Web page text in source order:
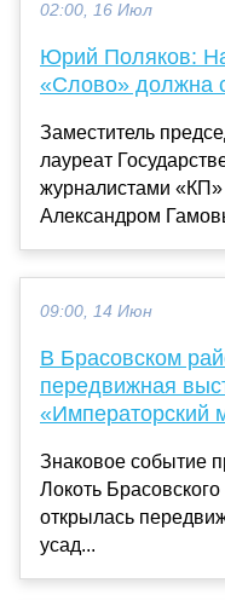
02:00, 16 Июл
Юрий Поляков:
«Слово» должна
Заместитель
лауреат
журналистами
Александром
09:00, 14 Июн
В Брасовском
передвижная
«Императорский
Знаковое событие
Локоть
открылась
усад...